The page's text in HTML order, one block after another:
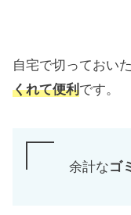
自宅で切っておい
くれて便利です。
余計なゴ